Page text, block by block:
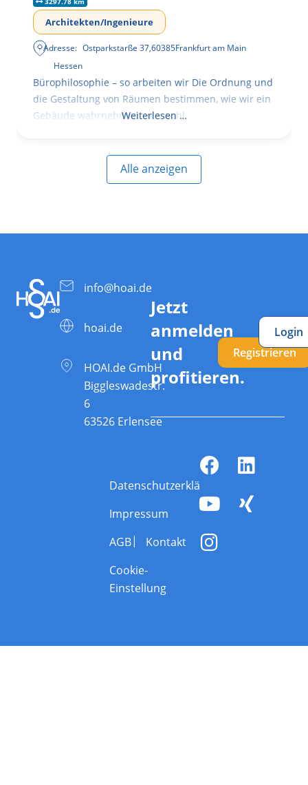
Architekten/Ingenieure
Adresse: Ostparkstarße 37,60385Frankfurt am Main
Hessen
Bürophilosophie – so arbeiten wir Die Ordnung und
die Gestaltung von Räumen bestimmen, wie wir ein
Gebäude wahrnehmen, wie wohl
Weiterlesen …
Alle anzeigen
info@hoai.de
hoai.de
HOAI.de GmbH
Biggleswadestr.
6
63526 Erlensee
Jetzt
anmelden
und
profitieren.
Registrieren
Login
Datenschutzerklärung
Impressum
AGB
Kontakt
Cookie-
Einstellung